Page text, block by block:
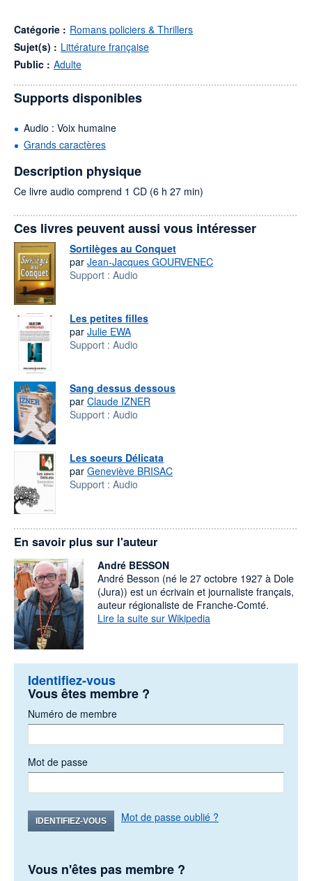
Catégorie : Romans policiers & Thrillers
Sujet(s) : Littérature française
Public : Adulte
Supports disponibles
Audio : Voix humaine
Grands caractères
Description physique
Ce livre audio comprend 1 CD (6 h 27 min)
Ces livres peuvent aussi vous intéresser
Sortilèges au Conquet
par Jean-Jacques GOURVENEC
Support : Audio
Les petites filles
par Julie EWA
Support : Audio
Sang dessus dessous
par Claude IZNER
Support : Audio
Les soeurs Délicata
par Geneviève BRISAC
Support : Audio
En savoir plus sur l'auteur
André BESSON
André Besson (né le 27 octobre 1927 à Dole
(Jura)) est un écrivain et journaliste français,
auteur régionaliste de Franche-Comté.
Lire la suite sur Wikipedia
Identifiez-vous
Vous êtes membre ?
Numéro de membre
Mot de passe
IDENTIFIEZ-VOUS Mot de passe oublié ?
Vous n'êtes pas membre ?